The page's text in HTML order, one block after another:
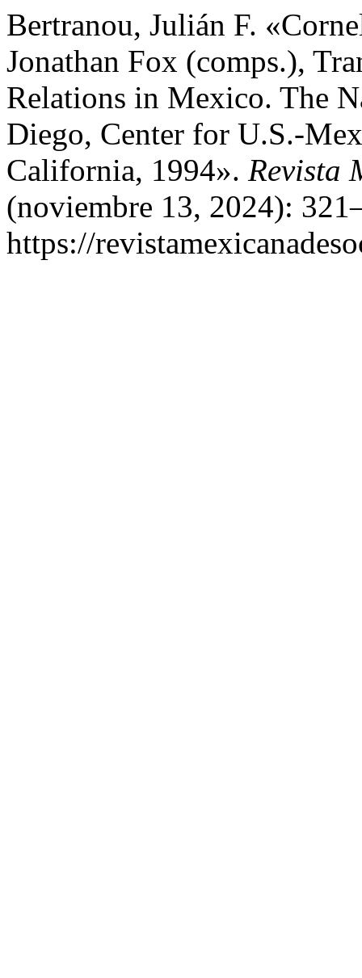
Bertranou, Julián F.
Jonathan Fox (comps.),
Relations in Mexico. The
Diego, Center for U.S.-
California, 1994». Revista
(noviembre 13, 2024):
https://